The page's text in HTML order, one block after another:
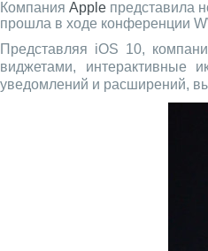
Компания Apple представила
прошла в ходе конференции
Представляя iOS 10,
виджетами, интерактивные
уведомлений и расширений,